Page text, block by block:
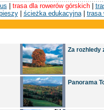
| trasa dla rowerów górskich|
| ścieżka edukacyjna| trasa
Za rozhledy
Panorama